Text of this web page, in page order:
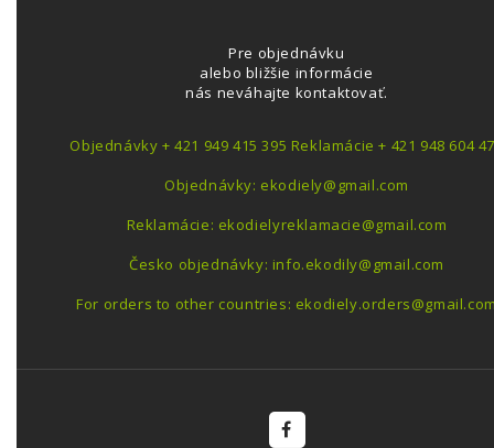
Pre objednávku
alebo bližšie informácie
nás neváhajte kontaktovať.
Objednávky + 421 949 415 395 Reklamácie + 421 948 604
Objednávky: ekodiely@gmail.com
Reklamácie: ekodielyreklamacie@gmail.com
Česko objednávky: info.ekodily@gmail.com
For orders to other countries: